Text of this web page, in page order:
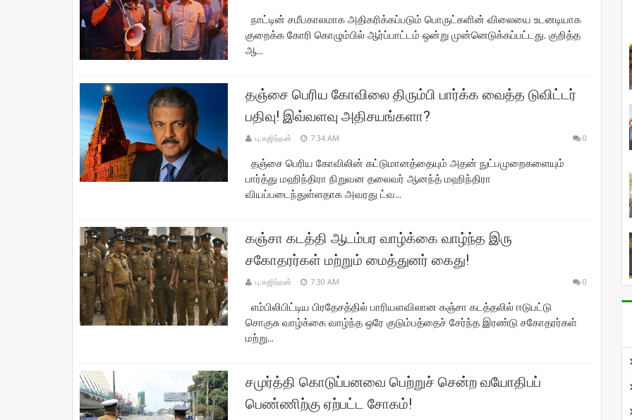
நாட்டின் சமீபகாலமாக அதிகரிக்கப்படும் பொருட்களின் விலையை உடனடியாக
குறைக்க கோரி கொழும்பில் ஆர்ப்பாட்டம் ஒன்று முன்னெடுக்கப்பட்டது. குறித்த
ஆ...
தஞ்சை பெரிய கோவிலை திரும்பி பார்க்க வைத்த டுவிட்டர்
பதிவு! இவ்வளவு அதிசயங்களா?
பு.கஜிந்தன் 7:34 AM 0
தஞ்சை பெரிய கோவிலின் கட்டுமானத்தையும் அதன் நுட்பமுறைகளையும்
பார்த்து மஹிந்திரா நிறுவன தலைவர் ஆனந்த் மஹிந்திரா
வியப்படைந்துள்ளதாக அவரது ட்வ...
கஞ்சா கடத்தி ஆடம்பர வாழ்க்கை வாழ்ந்த இரு
சகோதரர்கள் மற்றும் மைத்துனர் கைது!
பு.கஜிந்தன் 7:30 AM 0
எம்பிலிபிட்டிய பிரதேசத்தில் பாரியளவிலான கஞ்சா கடத்தலில் ஈடுபட்டு
சொகுசு வாழ்க்கை வாழ்ந்த ஒரே குடும்பத்தைச் சேர்ந்த இரண்டு சகோதரர்கள்
மற்று...
சமுர்த்தி கொடுப்பனவை பெற்றுச் சென்ற வயோதிபப்
பெண்ணிற்கு ஏற்பட்ட சோகம்!